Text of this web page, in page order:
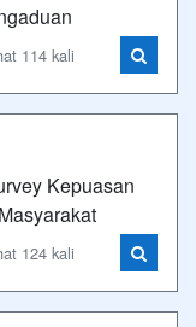
114 kali
Kepuasan
124 kali